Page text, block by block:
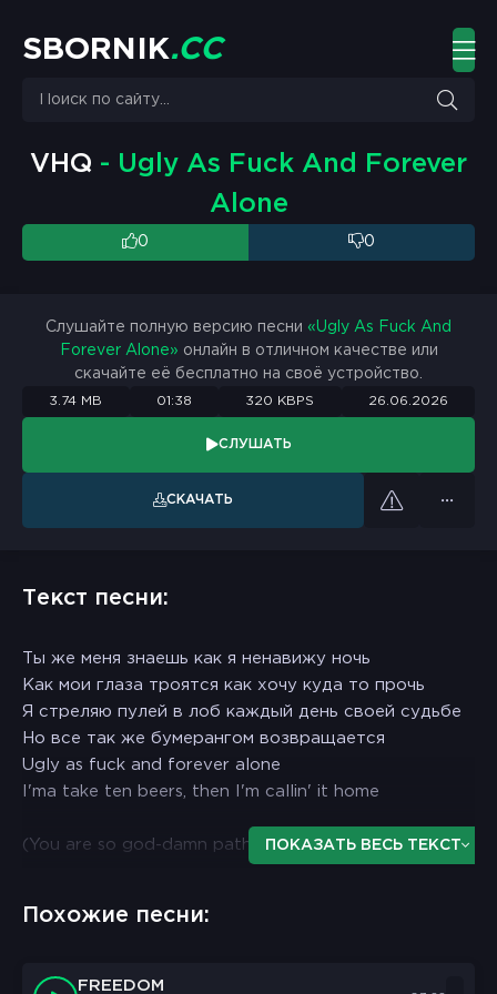
S BO R N K.CC
VHQ - Ugly As Fuck And Forever
Alone
0 0
Слушайте полную версию песни «Ugly As Fuck And
Forever Alone» онлайн в отличном качестве или
скачайте её бесплатно на своё устройство.
3.74 MB 01:38 320 KBPS 26.06.2026
СЛУШАТЬ
СКАЧАТЬ
Текст песни:
Ты же меня знаешь как я ненавижу ночь
Как мои глаза троятся как хочу куда то прочь
Я стреляю пулей в лоб каждый день своей судьбе
Но все так же бумерангом возвращается
Ugly as fuck and forever alone
I'ma take ten beers, then I'm callin' it home
(You are so god-damn pathetic)
gnome
I remember two things, I forgot the other one
ПОКАЗАТЬ ВЕСЬ ТЕКСТ
Похожие песни:
FREEDOM